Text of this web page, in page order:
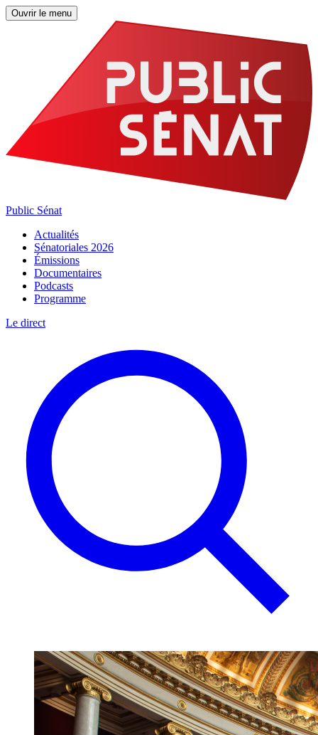
Ouvrir le menu
Public Sénat
Actualités
Sénatoriales 2026
Émissions
Documentaires
Podcasts
Programme
Le direct